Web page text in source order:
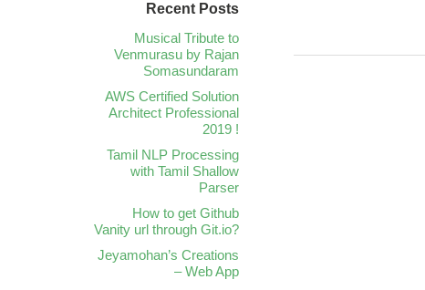
Recent Posts
Musical Tribute to
Venmurasu by Rajan
Somasundaram
AWS Certified Solution
Architect Professional
2019 !
Tamil NLP Processing
with Tamil Shallow
Parser
How to get Github
Vanity url through Git.io?
Jeyamohan’s Creations
– Web App